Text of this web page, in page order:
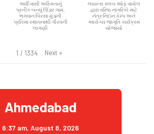
આદિવાસી અસ્મિતાનું
પ્રતીક બન્યું ઊંડાર ગામ,
ભગવાન બિરસા મુંડાની
પ્રતિમા સ્થાપનાથી ગૌરવની
લાગણી
લાયન્સ ક્લબ ઓફ વાવોલ
દ્વારા વરિષ્ઠ નાગરિકો માટે
નેત્ર નિદાન કેમ્પ અને
આરોગ્ય જાગૃતિ કાર્યક્રમ
યોજાયો
1 / 1334 Next »
Ahmedabad
6:37 am, August 8, 2026